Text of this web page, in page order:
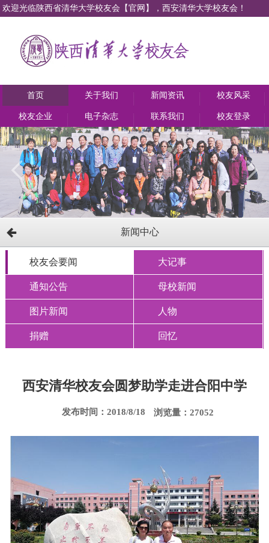
欢迎光临陕西省清华大学校友会【官网】，西安清华大学校友会！
首页 关于我们 新闻资讯 校友风采
校友企业 电子杂志 联系我们 校友登录
新闻中心
校友会要闻 大记事
通知公告 母校新闻
图片新闻 人物
捐赠 回忆
西安清华校友会圆梦助学走进合阳中学
发布时间：2018/8/18 浏览量：27052